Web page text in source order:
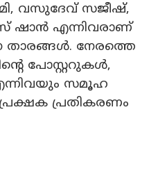
വസുദേവ് സജീഷ്,
ഷാൻ എന്നിവരാണ്
താരങ്ങൾ. നേരത്തെ
പോസ്റ്ററുകൾ,
സമൂഹ
പ്രതികരണം